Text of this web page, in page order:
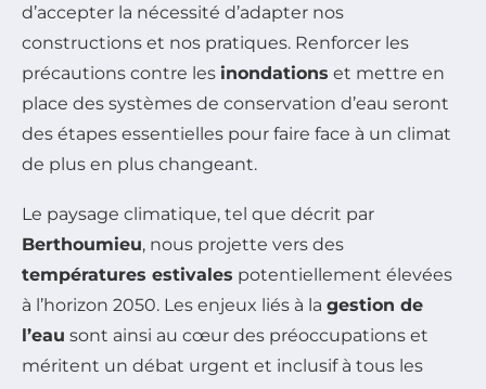
d’accepter la nécessité d’adapter nos
constructions et nos pratiques. Renforcer les
précautions contre les inondations et mettre en
place des systèmes de conservation d’eau seront
des étapes essentielles pour faire face à un climat
de plus en plus changeant.
Le paysage climatique, tel que décrit par
Berthoumieu, nous projette vers des
températures estivales potentiellement élevées
à l’horizon 2050. Les enjeux liés à la gestion de
l’eau sont ainsi au cœur des préoccupations et
méritent un débat urgent et inclusif à tous les